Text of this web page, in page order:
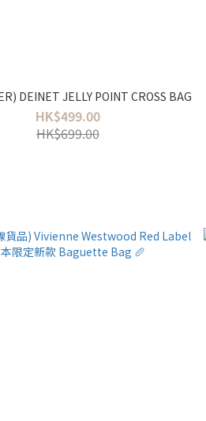
DEINET JELLY POINT CROSS BAG
HK$499.00
HK$699.00